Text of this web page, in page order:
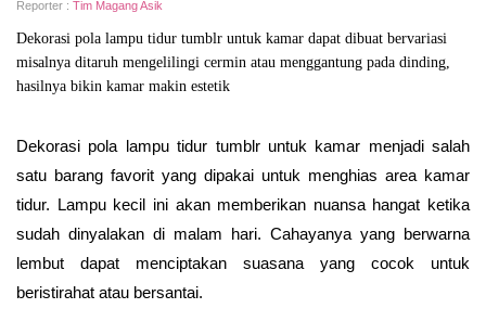
Reporter : Tim Magang Asik
Dekorasi pola lampu tidur tumblr untuk kamar dapat dibuat bervariasi
misalnya ditaruh mengelilingi cermin atau menggantung pada dinding,
hasilnya bikin kamar makin estetik
Dekorasi pola lampu tidur tumblr untuk kamar menjadi salah
satu barang favorit yang dipakai untuk menghias area kamar
tidur. Lampu kecil ini akan memberikan nuansa hangat ketika
sudah dinyalakan di malam hari. Cahayanya yang berwarna
lembut dapat menciptakan suasana yang cocok untuk
beristirahat atau bersantai.